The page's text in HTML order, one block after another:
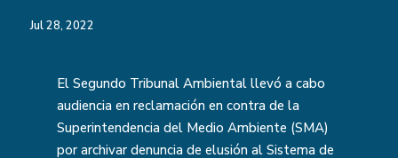
Jul 28, 2022
El Segundo Tribunal Ambiental llevó a cabo
audiencia en reclamación en contra de la
Superintendencia del Medio Ambiente (SMA)
por archivar denuncia de elusión al Sistema de